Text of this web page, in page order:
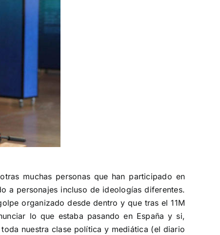
muchas personas que han participado en
a personajes incluso de ideologías diferentes.
organizado desde dentro y que tras el 11M
lo que estaba pasando en España y si,
nuestra clase política y mediática (el diario